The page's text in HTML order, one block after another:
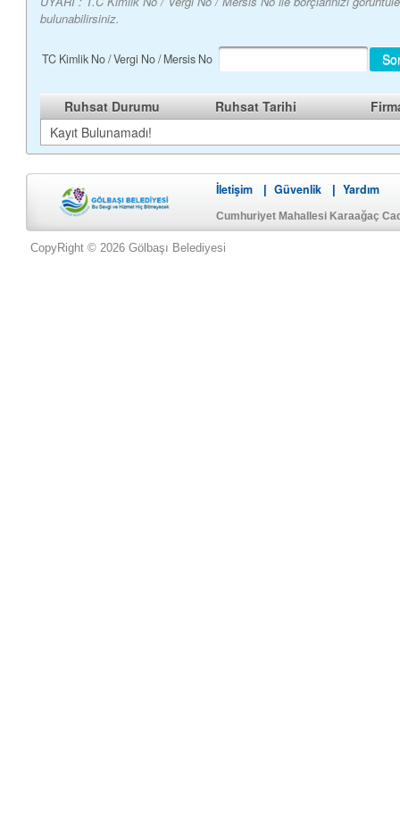
bulunabilirsiniz.
TC Kimlik No / Vergi No / Mersis No
Ruhsat Durumu Ruhsat Tarihi
Kayıt Bulunamadı!
İletişim Güvenlik Yardım
Cumhuriyet Mahallesi Karaağaç
CopyRight © 2026 Gölbaşı Belediyesi